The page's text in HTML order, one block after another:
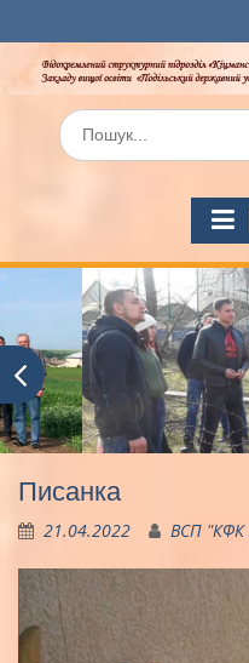
до
вмісту
Шукати:
Писанка
21.04.2022 ВСП